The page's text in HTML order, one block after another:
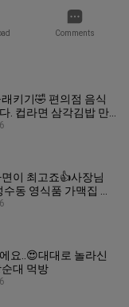
Comments
키기🤣 편의점 음식
. 컵라면 삼각김밥 만
이 최고죠👍사장님
동 영식품 가맥집 먹
요..😍대대로 놀라신
대 먹방